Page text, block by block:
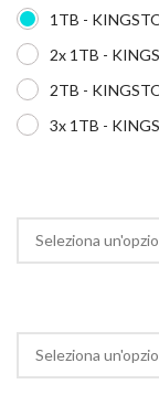
1TB -
2x 1TB -
2TB -
3x 1TB -